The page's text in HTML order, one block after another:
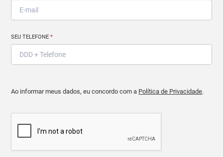
SEU TELEFONE*
Ao informar meus dados, eu concordo com a Política de Privacidade.